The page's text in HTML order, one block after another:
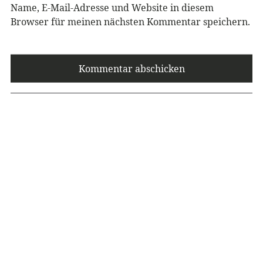
Name, E-Mail-Adresse und Website in diesem
Browser für meinen nächsten Kommentar speichern.